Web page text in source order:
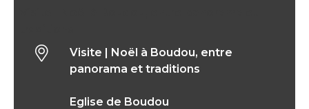
Visite | Noël à Boudou, entre
panorama et traditions
Eglise de Boudou